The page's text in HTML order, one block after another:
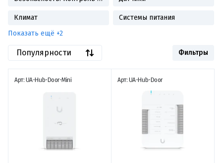
Климат
Системы питания
Показать ещё +2
Популярности Фильтры
Арт: UA-Hub-Door-Mini Арт: UA-Hub-Door